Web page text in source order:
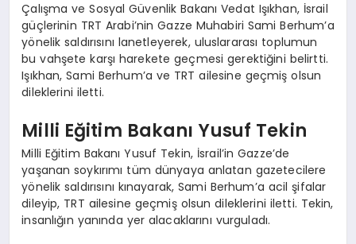
Çalışma ve Sosyal Güvenlik Bakanı Vedat Işıkhan, İsrail
güçlerinin TRT Arabi’nin Gazze Muhabiri Sami Berhum’a
yönelik saldırısını lanetleyerek, uluslararası toplumun
bu vahşete karşı harekete geçmesi gerektiğini belirtti.
Işıkhan, Sami Berhum’a ve TRT ailesine geçmiş olsun
dileklerini iletti.
Milli Eğitim Bakanı Yusuf Tekin
Milli Eğitim Bakanı Yusuf Tekin, İsrail’in Gazze’de
yaşanan soykırımı tüm dünyaya anlatan gazetecilere
yönelik saldırısını kınayarak, Sami Berhum’a acil şifalar
dileyip, TRT ailesine geçmiş olsun dileklerini iletti. Tekin,
insanlığın yanında yer alacaklarını vurguladı.